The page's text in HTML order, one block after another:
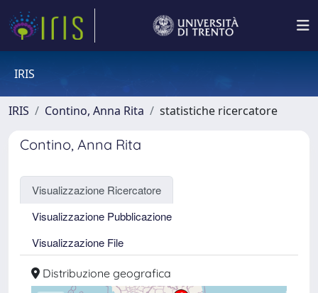
IRIS
IRIS Contino, Anna Rita statistiche ricercatore
Contino, Anna Rita
Visualizzazione Ricercatore
Visualizzazione Pubblicazione
Visualizzazione File
Distribuzione geografica